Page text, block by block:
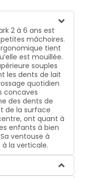
2 à 6 ans est
mâchoires.
tient
est mouillée.
souples
les dents de lait
quotidien
concaves
des dents de
de la surface
ont quant à
enfants à bien
ventouse à
la verticale.